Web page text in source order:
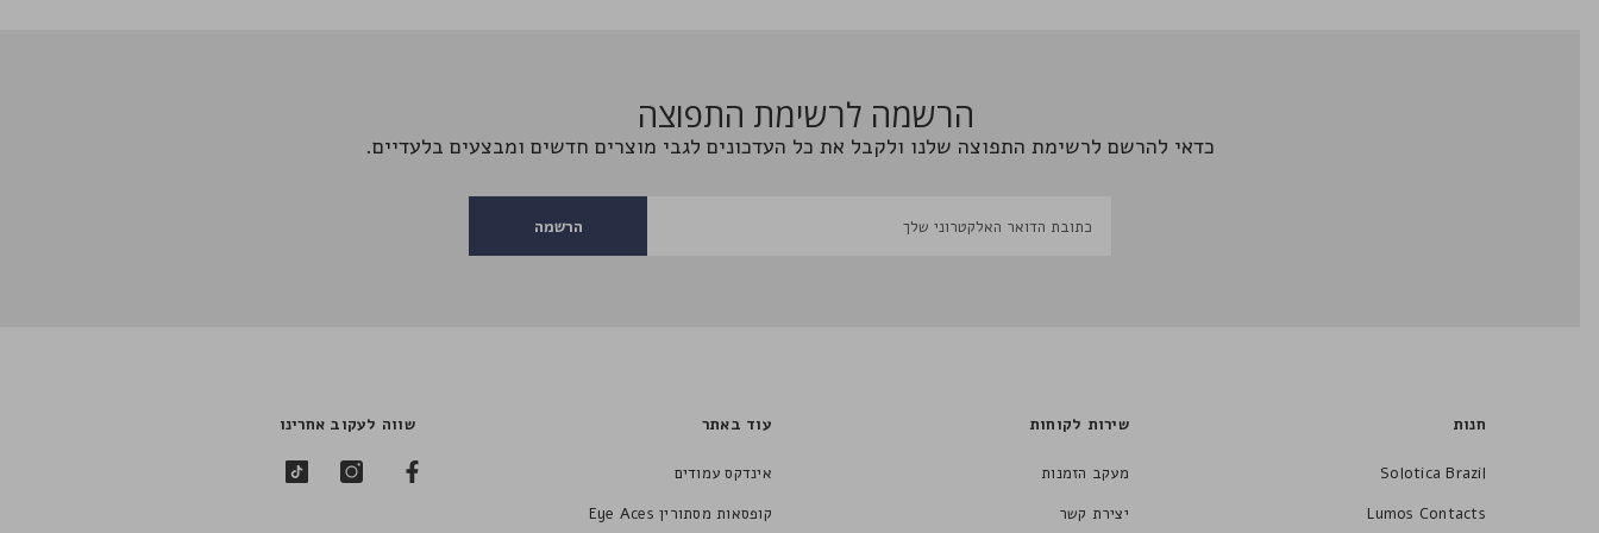
הרשמה לרשימת התפוצה
כדאי להרשם לרשימת התפוצה שלנו ולקבל את כל העדכונים לגבי מוצרים חדשים ומבצעים בלעדיים.
הרשמה
חנות
Solotica Brazil
Lumos Contacts
שירות לקוחות
מעקב הזמנות
יצירת קשר
עוד באתר
אינדקס עמודים
קופסאות מסתורין Eye Aces
שווה לעקוב אחרינו